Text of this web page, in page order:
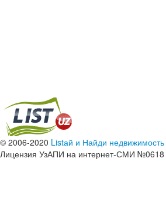
© 2006-2020 Listай и Найди
Лицензия УзАПИ на интернет-СМИ №0618